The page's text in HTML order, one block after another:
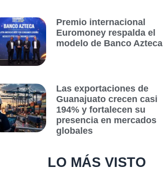
Premio internacional
Euromoney respalda el
modelo de Banco Azteca
Las exportaciones de
Guanajuato crecen casi
194% y fortalecen su
presencia en mercados
globales
LO MÁS VISTO